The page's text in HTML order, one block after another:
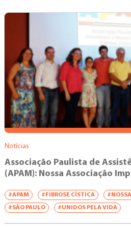
Notícias
Associação Paulista de
(APAM): Nossa Associação
#APAM #FIBROSE CÍSTICA
#SÃO PAULO #UNIDOS PELA VIDA